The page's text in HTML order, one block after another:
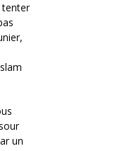
tenter
un